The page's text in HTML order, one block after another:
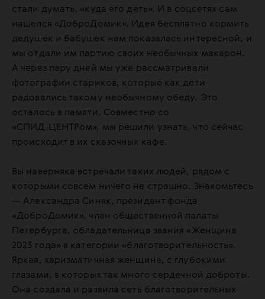
стали думать, «куда его деть». И в соцсетях сам
нашелся «ДоброДомик». Идея бесплатно кормить
дедушек и бабушек нам показалась интересной, и
мы отдали им партию своих необычных макарон.
А через пару дней мы уже рассматривали
фотографии стариков, которые как дети
радовались такому необычному обеду. Это
осталось в памяти. Совместно со
«СПИД.ЦЕНТРом», мы решили узнать, что сейчас
происходит в их сказочных кафе.
Вы наверняка встречали таких людей, рядом с
которыми совсем ничего не страшно. Знакомьтесь
— Александра Синяк, президент фонда
«ДоброДомик», член общественной палаты
Петербурга, обладательница звания «Женщина
2023 года» в категории «благотворительность».
Яркая, харизматичная женщина, с глубокими
глазами, в которых так много сердечной доброты.
Она создала и развила сеть благотворительных